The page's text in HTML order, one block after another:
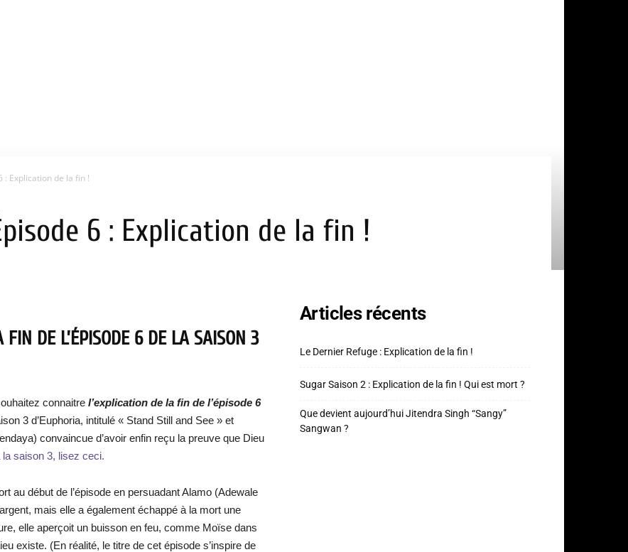
: Explication de la fin !
6 : Explication de la fin !
FIN DE L’ÉPISODE 6 DE LA SAISON 3
connaitre l’explication de la fin de l’épisode 6
3 d’Euphoria, intitulé « Stand Still and See » et
convaincue d’avoir enfin reçu la preuve que Dieu
saison 3, lisez ceci.
au début de l’épisode en persuadant Alamo (Adewale
mais elle a également échappé à la mort une
elle aperçoit un buisson en feu, comme Moïse dans
existe. (En réalité, le titre de cet épisode s’inspire de
Articles récents
Le Dernier Refuge : Explication de la fin !
Sugar Saison 2 : Explication de la fin ! Qui est mort ?
Que devient aujourd’hui Jitendra Singh “Sangy”
Sangwan ?